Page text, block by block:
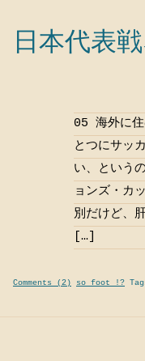
日本代表
05 海外に住
とつにサッ
い、という
ョンズ・カ
別だけど、
[…]
Comments (2) so foot !?